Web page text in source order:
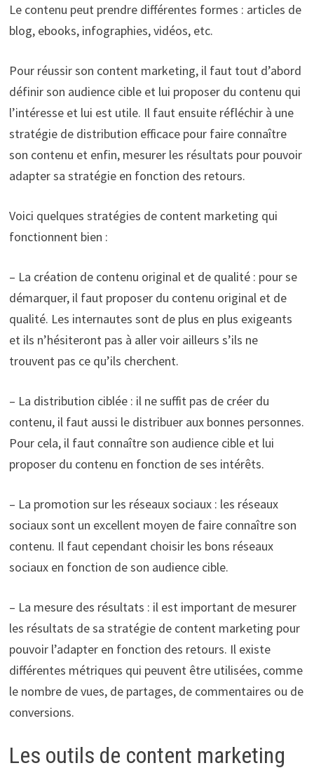
Le contenu peut prendre différentes formes : articles de
blog, ebooks, infographies, vidéos, etc.
Pour réussir son content marketing, il faut tout d’abord
définir son audience cible et lui proposer du contenu qui
l’intéresse et lui est utile. Il faut ensuite réfléchir à une
stratégie de distribution efficace pour faire connaître
son contenu et enfin, mesurer les résultats pour pouvoir
adapter sa stratégie en fonction des retours.
Voici quelques stratégies de content marketing qui
fonctionnent bien :
– La création de contenu original et de qualité : pour se
démarquer, il faut proposer du contenu original et de
qualité. Les internautes sont de plus en plus exigeants
et ils n’hésiteront pas à aller voir ailleurs s’ils ne
trouvent pas ce qu’ils cherchent.
– La distribution ciblée : il ne suffit pas de créer du
contenu, il faut aussi le distribuer aux bonnes personnes.
Pour cela, il faut connaître son audience cible et lui
proposer du contenu en fonction de ses intérêts.
– La promotion sur les réseaux sociaux : les réseaux
sociaux sont un excellent moyen de faire connaître son
contenu. Il faut cependant choisir les bons réseaux
sociaux en fonction de son audience cible.
– La mesure des résultats : il est important de mesurer
les résultats de sa stratégie de content marketing pour
pouvoir l’adapter en fonction des retours. Il existe
différentes métriques qui peuvent être utilisées, comme
le nombre de vues, de partages, de commentaires ou de
conversions.
Les outils de content marketing